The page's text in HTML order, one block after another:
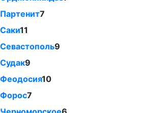
Партенит7
Саки11
Севастополь9
Судак9
Феодосия10
Форос7